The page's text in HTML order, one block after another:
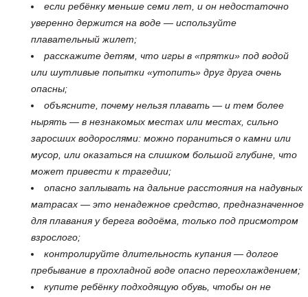
если ребёнку меньше семи лет, и он недостаточно
уверенно держится на воде — используйте
плавательный жилет;
расскажите детям, что игры в «прятки» под водой
или шутливые попытки «утопить» друг друга очень
опасны;
объясните, почему нельзя плавать — и тем более
нырять — в незнакомых местах или местах, сильно
заросших водорослями: можно пораниться о камни или
мусор, или оказаться на слишком большой глубине, что
может привести к трагедии;
опасно заплывать на дальние расстояния на надувных
матрасах — это ненадежное средство, предназначенное
для плавания у берега водоёма, только под присмотром
взрослого;
контролируйте длительность купания — долгое
пребывание в прохладной воде опасно переохлаждением;
купите ребёнку подходящую обувь, чтобы он не